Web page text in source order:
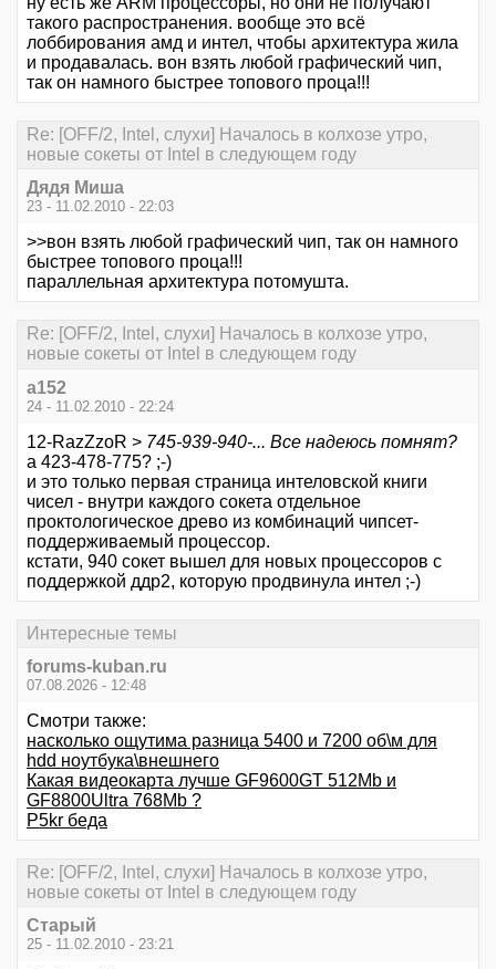
такого распространения. вообще это всё
лоббирования амд и интел, чтобы архитектура жила
и продавалась. вон взять любой графический чип,
так он намного быстрее топового проца!!!
Re: [OFF/2, Intel, слухи] Началось в колхозе утро,
новые сокеты от Intel в следующем году
Дядя Миша
23 - 11.02.2010 - 22:03
>>вон взять любой графический чип, так он намного
быстрее топового проца!!!
параллельная архитектура потомушта.
Re: [OFF/2, Intel, слухи] Началось в колхозе утро,
новые сокеты от Intel в следующем году
a152
24 - 11.02.2010 - 22:24
12-RazZzoR > 745-939-940-... Все надеюсь помнят?
а 423-478-775? ;-)
и это только первая страница интеловской книги
чисел - внутри каждого сокета отдельное
проктологическое древо из комбинаций чипсет-
поддерживаемый процессор.
кстати, 940 сокет вышел для новых процессоров с
поддержкой ддр2, которую продвинула интел ;-)
Интересные темы
forums-kuban.ru
07.08.2026 - 12:48
Смотри также:
насколько ощутима разница 5400 и 7200 об\м для
hdd ноутбука\внешнего
Какая видеокарта лучше GF9600GT 512Mb и
GF8800Ultra 768Mb ?
P5kr беда
Re: [OFF/2, Intel, слухи] Началось в колхозе утро,
новые сокеты от Intel в следующем году
Старый
25 - 11.02.2010 - 23:21